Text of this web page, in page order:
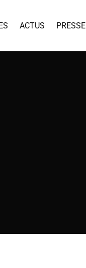
ACTUS PRESSE